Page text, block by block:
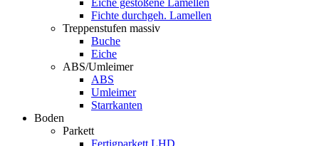
Eiche gestoßene Lamellen
Fichte durchgeh. Lamellen
Treppenstufen massiv
Buche
Eiche
ABS/Umleimer
ABS
Umleimer
Starrkanten
Boden
Parkett
Fertigparkett LHD